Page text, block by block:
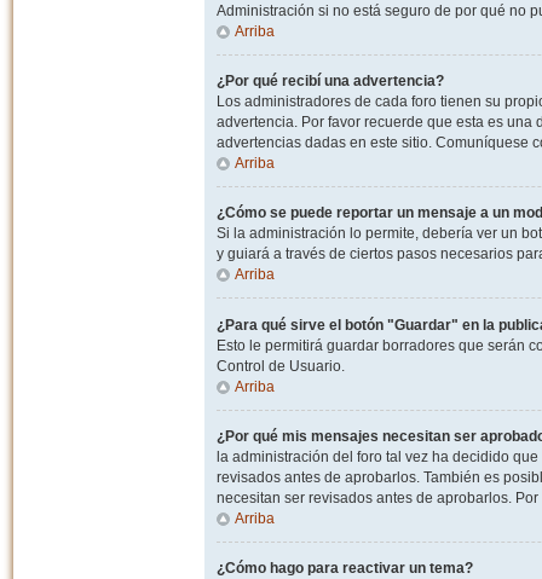
Administración si no está seguro de por qué no
Arriba
¿Por qué recibí una advertencia?
Los administradores de cada foro tienen su
advertencia. Por favor recuerde que esta es
advertencias dadas en este sitio. Comuníquese
Arriba
¿Cómo se puede reportar un mensaje a un
Si la administración lo permite, debería ver un
y guiará a través de ciertos pasos necesarios
Arriba
¿Para qué sirve el botón "Guardar" en la
Esto le permitirá guardar borradores que serán
Control de Usuario.
Arriba
¿Por qué mis mensajes necesitan ser
la administración del foro tal vez ha decidido
revisados antes de aprobarlos. También es
necesitan ser revisados antes de aprobarlos.
Arriba
¿Cómo hago para reactivar un tema?